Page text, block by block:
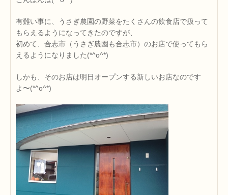
有難い事に、うさぎ農園の野菜をたくさんの飲食店で扱って
もらえるようになってきたのですが、
初めて、合志市（うさぎ農園も合志市）のお店で使ってもら
えるようになりました(*^o^*)
しかも、そのお店は明日オープンする新しいお店なのです
よ〜(*^o^*)